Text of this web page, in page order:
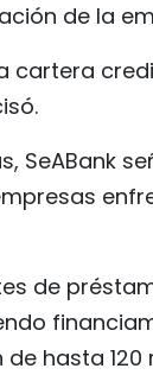
de la
cartera
SeABank
de
hasta